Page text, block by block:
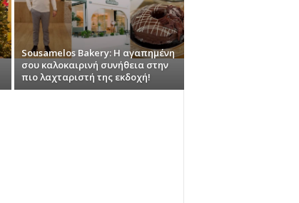
Sousamelos Bakery: Η αγαπημένη
σου καλοκαιρινή συνήθεια στην
πιο λαχταριστή της εκδοχή!